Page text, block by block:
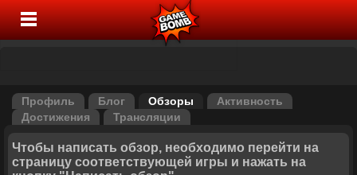
Профиль Блог Обзоры
Активность
Достижения
Трансляции
Чтобы написать обзор, необходимо перейти на
страницу соответствующей игры и нажать на